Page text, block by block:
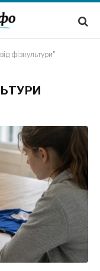
фізкультури"